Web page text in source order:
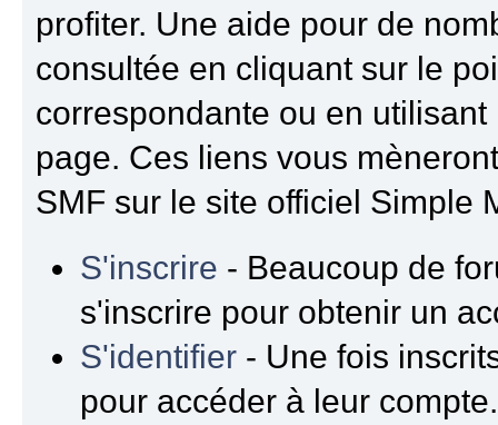
profiter. Une aide pour de
consultée en cliquant sur le
correspondante ou en
page. Ces liens vous
SMF sur le site officiel Simple
S'inscrire - Beaucoup de
s'inscrire pour obtenir un
S'identifier - Une fois
pour accéder à leur compte.